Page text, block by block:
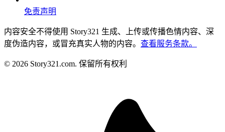
免责声明
内容安全不得使用 Story321 生成、上传或传播色情内容、深
度伪造内容，或冒充真实人物的内容。 查看服务条款。
© 2026 Story321.com. 保留所有权利